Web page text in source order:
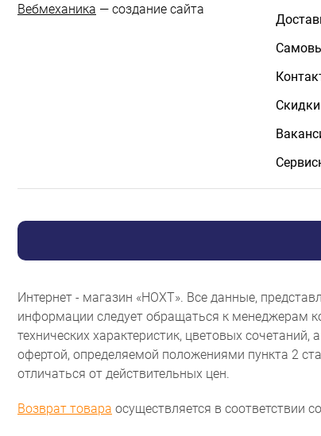
Вебмеханика — создание сайта
Интернет - магазин «НОХТ». Все данные,
информации следует обращаться к менеджерам
технических характеристик, цветовых
офертой, определяемой положениями пункта 2
отличаться от действительных цен.
Возврат товара осуществляется в соответствии